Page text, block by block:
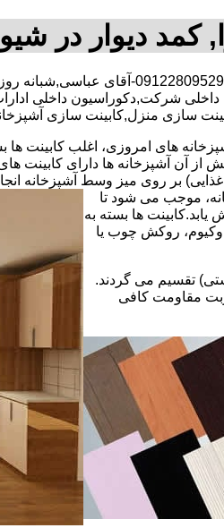
دیوار در شیوا
شرکت,دکوراسیون داخلی
سازی منزل,کابینت سازی
های امروزی، اغلب کابینت ها
آن آشپزخانه ها دارای
غذایی) بر روی میز وسط آشپزخانه
موجب می شود تا
ها بسته به
وکیوم، روکش چوب یا
تقسیم می گردند.
مقاومت کافی